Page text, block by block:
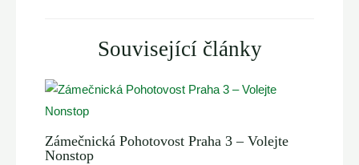
Související články
Zámečnická Pohotovost Praha 3 – Volejte
Nonstop